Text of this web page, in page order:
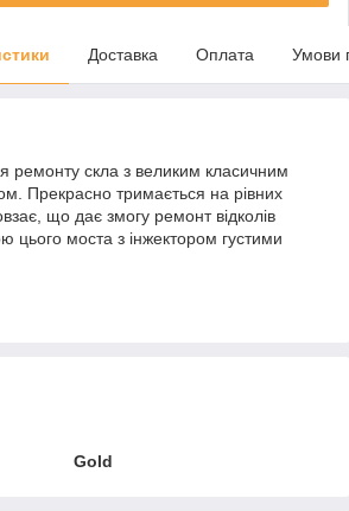
Доставка Оплата Умови
ремонту скла з великим класичним
Прекрасно тримається на рівних
що дає змогу ремонт відколів
цього моста з інжектором густими
Gold